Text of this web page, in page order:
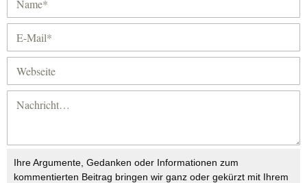
Ihre Argumente, Gedanken oder Informationen zum
kommentierten Beitrag bringen wir ganz oder gekürzt mit Ihrem